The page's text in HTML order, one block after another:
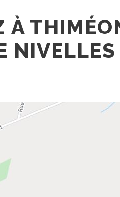
À
NIVELLES